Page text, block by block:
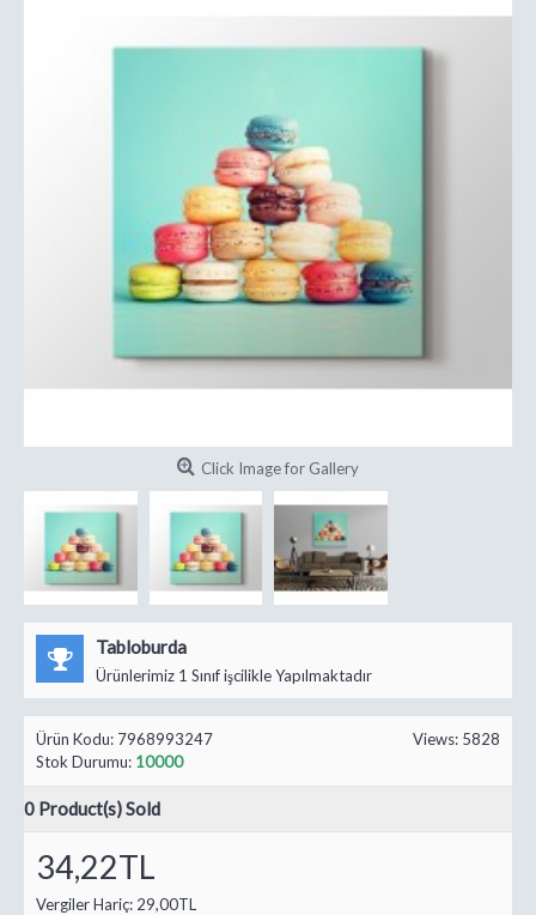
Click Image for Gallery
Tabloburda
Ürünlerimiz 1 Sınıf işcilikle Yapılmaktadır
Views: 5828
Ürün Kodu: 7968993247
Stok Durumu: 10000
0 Product(s) Sold
34,22TL
Vergiler Hariç: 29,00TL